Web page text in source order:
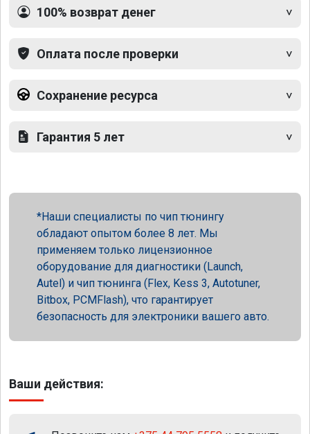
100% возврат денег
Оплата после проверки
Сохранение ресурса
Гарантия 5 лет
Наши специалисты по чип тюнингу
обладают опытом более 8 лет. Мы
применяем только лицензионное
оборудование для диагностики (Launch,
Autel) и чип тюнинга (Flex, Kess 3, Autotuner,
Bitbox, PCMFlash), что гарантирует
безопасность для электроники вашего авто.
Ваши действия: